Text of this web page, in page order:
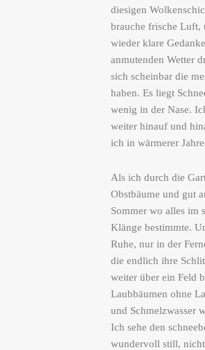
diesigen
brauche frische Luft,
wieder klare
anmutenden Wetter
sich scheinbar die
haben. Es liegt
wenig in der Nase.
weiter hinauf und
ich in wärmerer
Als ich durch die
Obstbäume und gut
Sommer wo alles im
Klänge bestimmte.
Ruhe, nur in der
die endlich ihre
weiter über ein Feld
Laubbäumen ohne
und Schmelzwasser
Ich sehe den
wundervoll still,